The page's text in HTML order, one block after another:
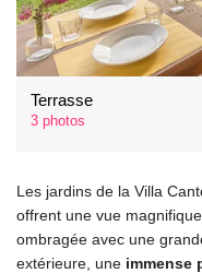
Terrasse
3 photos
Les jardins de la Villa
offrent une vue
ombragée avec une
extérieure, une immense